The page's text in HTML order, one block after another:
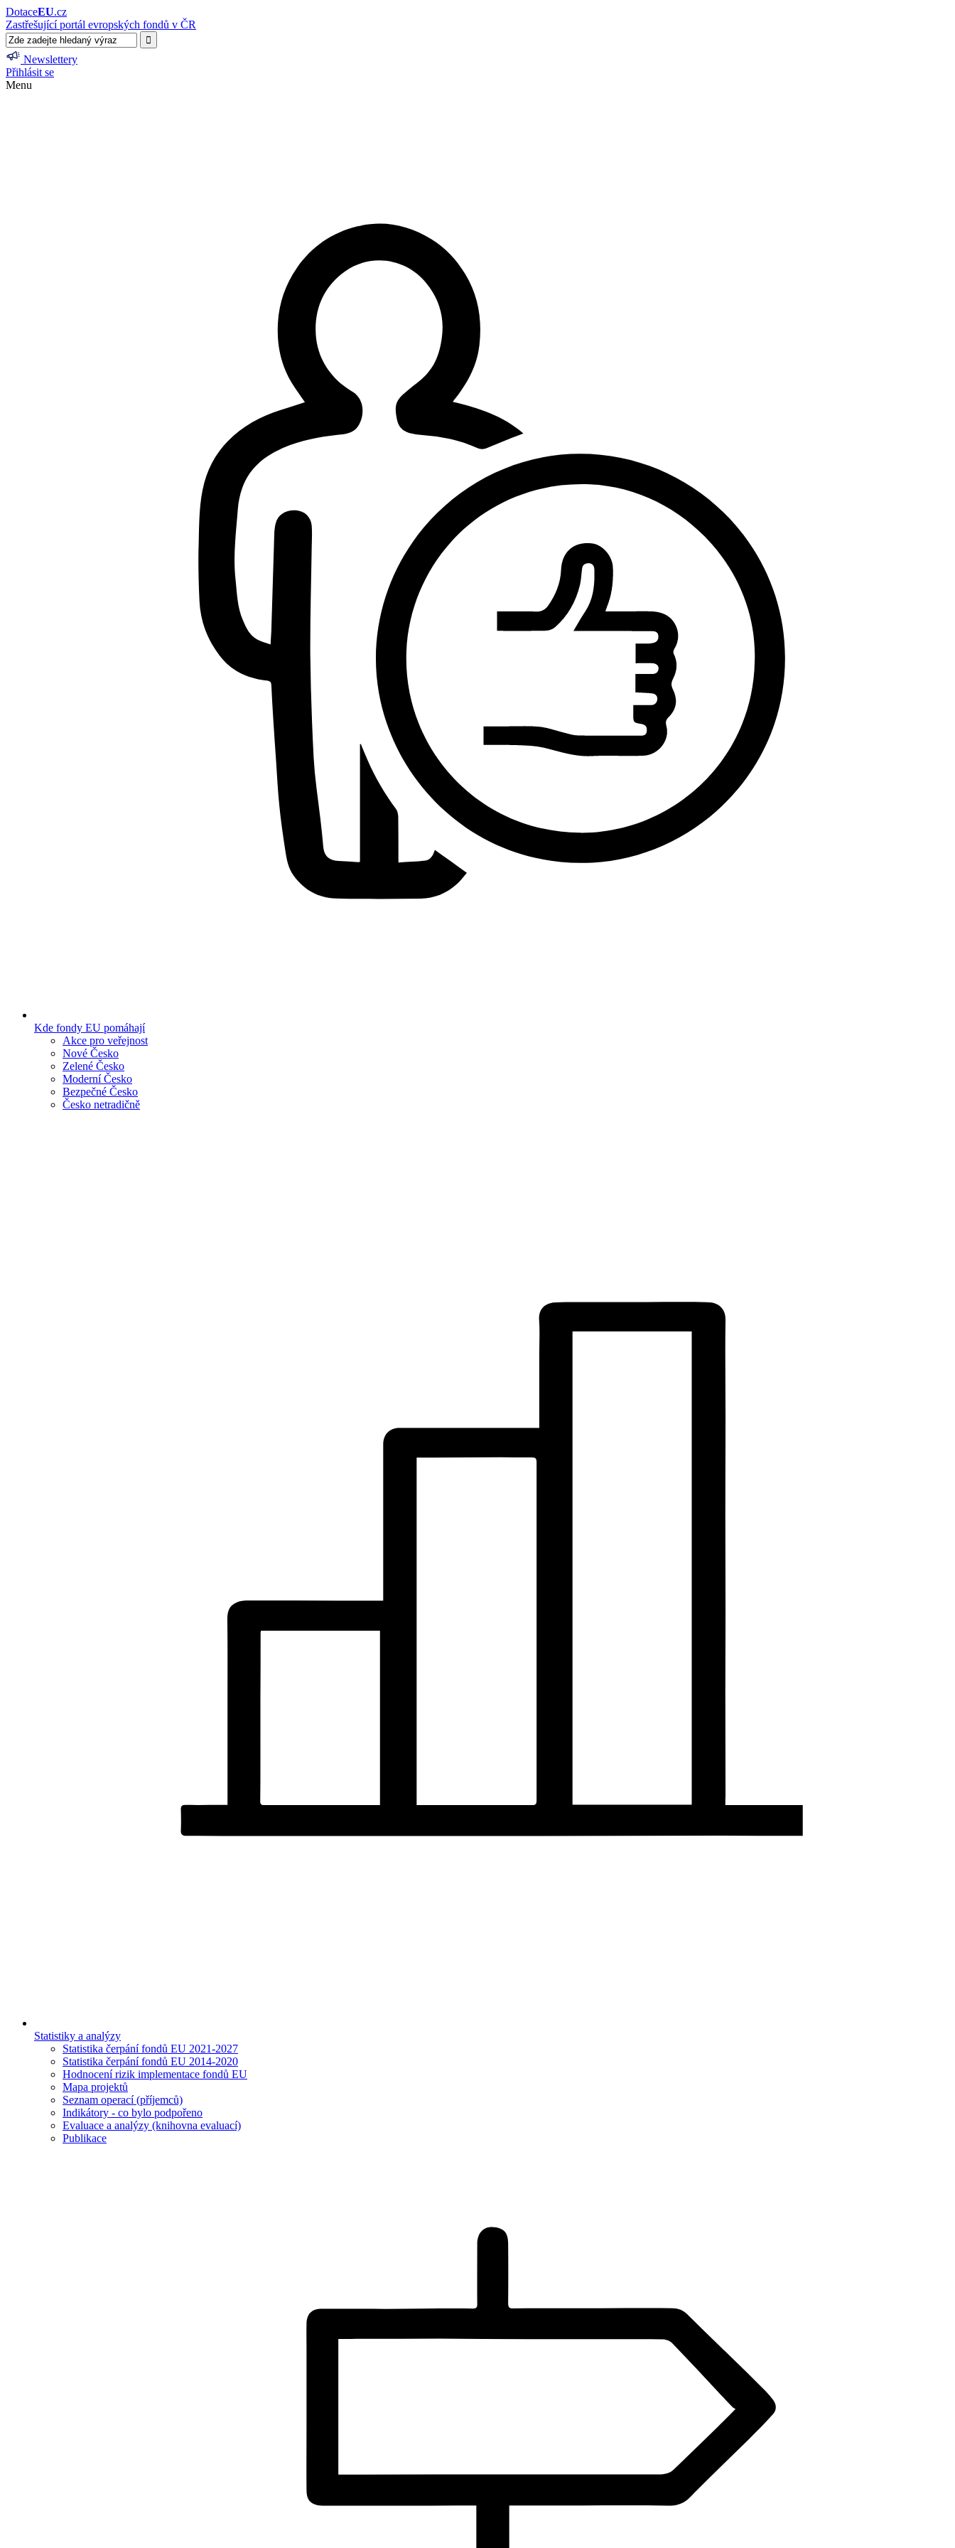
DotaceEU.cz
Zastřešující portál evropských fondů v ČR
Newslettery
Přihlásit se
Menu
Kde fondy EU pomáhají
Akce pro veřejnost
Nové Česko
Zelené Česko
Moderní Česko
Bezpečné Česko
Česko netradičně
Statistiky a analýzy
Statistika čerpání fondů EU 2021-2027
Statistika čerpání fondů EU 2014-2020
Hodnocení rizik implementace fondů EU
Mapa projektů
Seznam operací (příjemců)
Indikátory - co bylo podpořeno
Evaluace a analýzy (knihovna evaluací)
Publikace